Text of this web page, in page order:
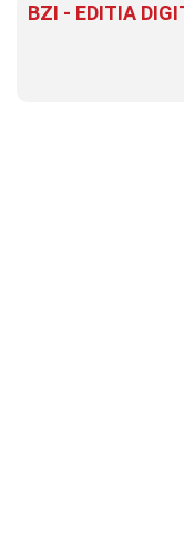
BZI - EDITIA